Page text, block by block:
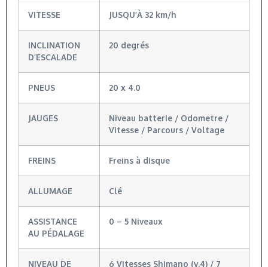
VITESSE JUSQU’À 32 km/h
INCLINATION
D’ESCALADE
20 degrés
PNEUS 20 x 4.0
JAUGES
Niveau batterie / Odometre /
Vitesse / Parcours / Voltage
FREINS Freins à disque
ALLUMAGE Clé
ASSISTANCE
AU PÉDALAGE
0 – 5 Niveaux
NIVEAU DE
6 Vitesses Shimano (v.4) / 7